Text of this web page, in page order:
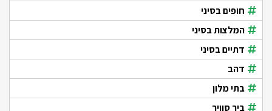
חופים בסיני
המלצות בסיני
דתיים בסיני
דהב
בתי מלון
ביר סוויר